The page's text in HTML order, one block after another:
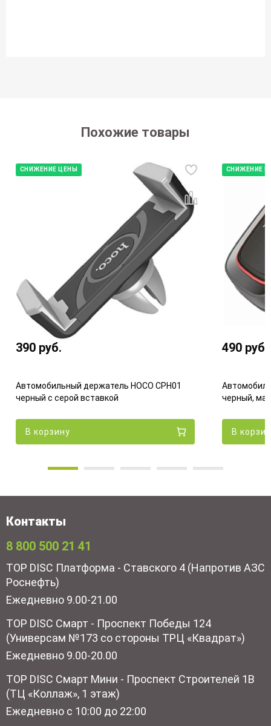
Похожие товары
СНИЖЕНИЕ ЦЕНЫ
390 руб.
Автомобильный держатель HOCO CPH01
черный с серой вставкой
В корзину
СНИЖЕНИЕ
490 руб.
черный,
В
Контакты
8 800 500 21 41
TOP DISC Платформа - Ставского 4 (Напротив АЗС
Роснефть)
Ежедневно 9.00-21.00
TOP DISC Смарт - Проспект Победы 124
(Универсам №173 со стороны ТРЦ «Квадрат»)
Ежедневно 9.00-20.00
TOP DISC Смарт Мини - Проспект Строителей 1В
(ТЦ «Коллаж», 1 этаж)
Ежедневно с 10:00 до 22:00